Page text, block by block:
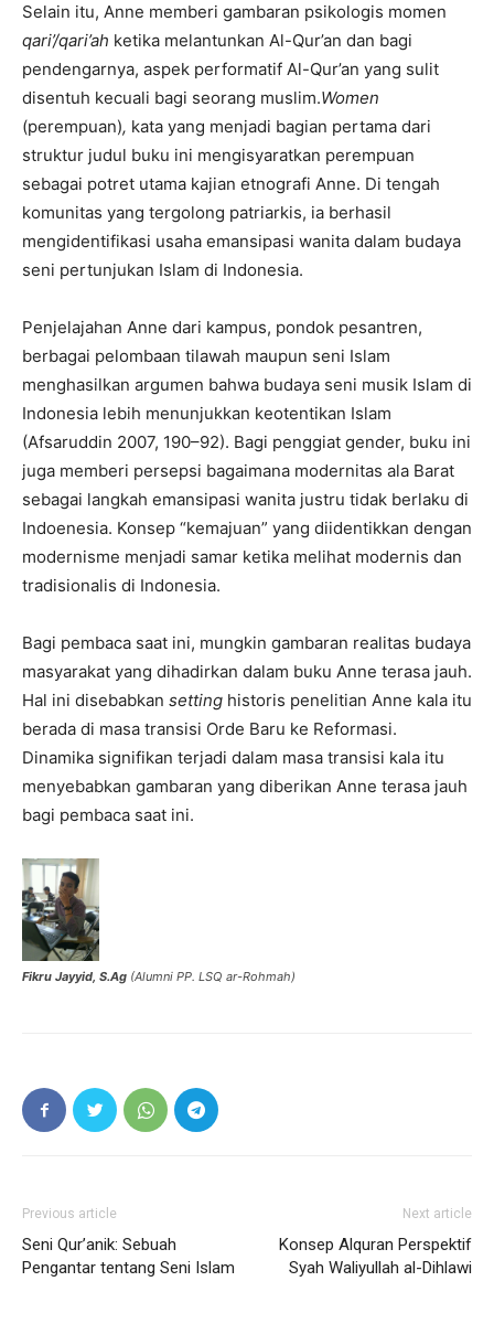
Selain itu, Anne memberi gambaran psikologis momen
qari’/qari’ah ketika melantunkan Al-Qur’an dan bagi
pendengarnya, aspek performatif Al-Qur’an yang sulit
disentuh kecuali bagi seorang muslim.Women
(perempuan), kata yang menjadi bagian pertama dari
struktur judul buku ini mengisyaratkan perempuan
sebagai potret utama kajian etnografi Anne. Di tengah
komunitas yang tergolong patriarkis, ia berhasil
mengidentifikasi usaha emansipasi wanita dalam budaya
seni pertunjukan Islam di Indonesia.
Penjelajahan Anne dari kampus, pondok pesantren,
berbagai pelombaan tilawah maupun seni Islam
menghasilkan argumen bahwa budaya seni musik Islam di
Indonesia lebih menunjukkan keotentikan Islam
(Afsaruddin 2007, 190–92). Bagi penggiat gender, buku ini
juga memberi persepsi bagaimana modernitas ala Barat
sebagai langkah emansipasi wanita justru tidak berlaku di
Indoenesia. Konsep “kemajuan” yang diidentikkan dengan
modernisme menjadi samar ketika melihat modernis dan
tradisionalis di Indonesia.
Bagi pembaca saat ini, mungkin gambaran realitas budaya
masyarakat yang dihadirkan dalam buku Anne terasa jauh.
Hal ini disebabkan setting historis penelitian Anne kala itu
berada di masa transisi Orde Baru ke Reformasi.
Dinamika signifikan terjadi dalam masa transisi kala itu
menyebabkan gambaran yang diberikan Anne terasa jauh
bagi pembaca saat ini.
Fikru Jayyid, S.Ag (Alumni PP. LSQ ar-Rohmah)
Previous article
Seni Qur’anik: Sebuah
Pengantar tentang Seni Islam
Next article
Konsep Alquran Perspektif
Syah Waliyullah al-Dihlawi